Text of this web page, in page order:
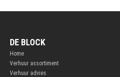
DE BLOCK
Home
Verhuur assortiment
Verhuur advies